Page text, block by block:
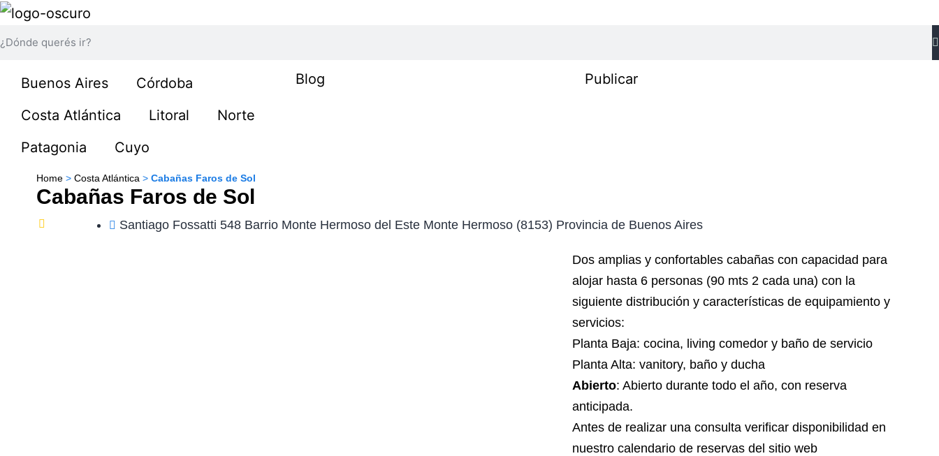
Buenos Aires
Córdoba
Costa Atlántica
Litoral
Norte
Patagonia
Cuyo
Blog Publicar
Home > Costa Atlántica > Cabañas Faros de Sol
Cabañas Faros de Sol
Santiago Fossatti 548 Barrio Monte Hermoso del Este Monte Hermoso (8153) Provincia de Buenos Aires
Dos amplias y confortables cabañas con capacidad para
alojar hasta 6 personas (90 mts 2 cada una) con la
siguiente distribución y características de equipamiento y
servicios:
Planta Baja: cocina, living comedor y baño de servicio
Planta Alta: vanitory, baño y ducha
Abierto: Abierto durante todo el año, con reserva
anticipada.
Antes de realizar una consulta verificar disponibilidad en
nuestro calendario de reservas del sitio web